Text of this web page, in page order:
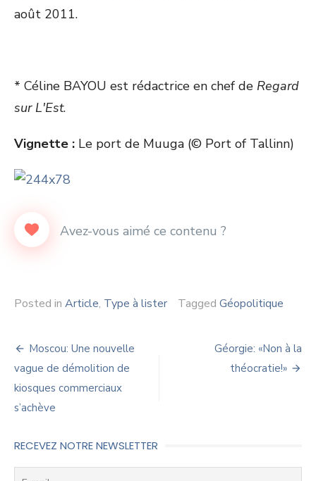
août 2011.
* Céline BAYOU est rédactrice en chef de Regard
sur L'Est.
Vignette : Le port de Muuga (© Port of Tallinn)
Posted in Article, Type à lister Tagged Géopolitique
Navigation
de
l’article
Moscou: Une nouvelle
vague de démolition de
kiosques commerciaux
s’achève
Géorgie: «Non à la
théocratie!»
RECEVEZ NOTRE NEWSLETTER